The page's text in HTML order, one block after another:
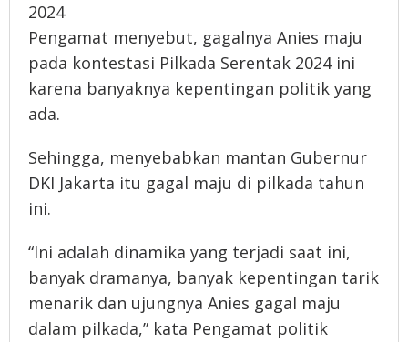
2024
Pengamat menyebut, gagalnya Anies maju
pada kontestasi Pilkada Serentak 2024 ini
karena banyaknya kepentingan politik yang
ada.
Sehingga, menyebabkan mantan Gubernur
DKI Jakarta itu gagal maju di pilkada tahun
ini.
“Ini adalah dinamika yang terjadi saat ini,
banyak dramanya, banyak kepentingan tarik
menarik dan ujungnya Anies gagal maju
dalam pilkada,” kata Pengamat politik